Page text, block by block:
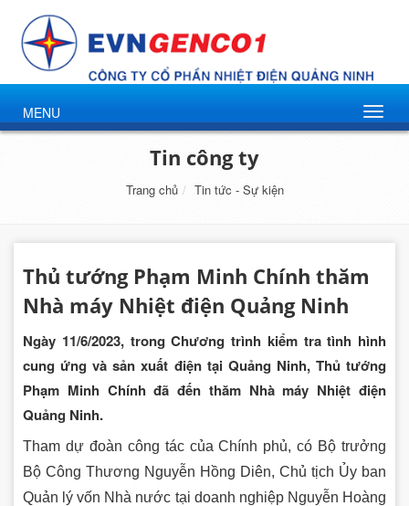
MENU
Tin công ty
Trang chủ Tin tức - Sự kiện
Thủ tướng Phạm Minh Chính thăm
Nhà máy Nhiệt điện Quảng Ninh
Ngày 11/6/2023, trong Chương trình kiểm tra tình hình
cung ứng và sản xuất điện tại Quảng Ninh, Thủ tướng
Phạm Minh Chính đã đến thăm Nhà máy Nhiệt điện
Quảng Ninh.
Tham dự đoàn công tác của Chính phủ, có Bộ trưởng
Bộ Công Thương Nguyễn Hồng Diên, Chủ tịch Ủy ban
Quản lý vốn Nhà nước tại doanh nghiệp Nguyễn Hoàng